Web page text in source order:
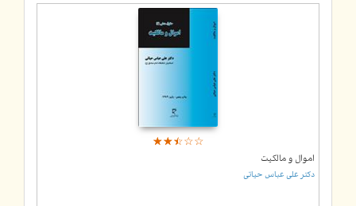
☆☆☆☆☆
★★★★★
اموال و مالکیت
دکتر علی عباس حیاتی